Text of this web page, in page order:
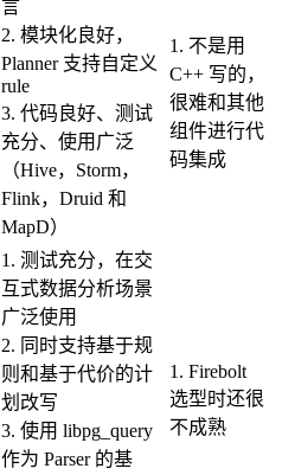
言
2. 模块化良好，
Planner 支持自定义
rule
3. 代码良好、测试
充分、使用广泛
（Hive，Storm，
Flink，Druid 和
MapD）
1. 不是用
C++ 写的，
很难和其他
组件进行代
码集成
1. 测试充分，在交
互式数据分析场景
广泛使用
2. 同时支持基于规
则和基于代价的计
划改写
3. 使用 libpg_query
作为 Parser 的基
1. Firebolt
选型时还很
不成熟